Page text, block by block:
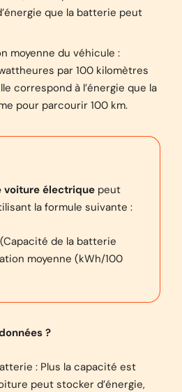
que la batterie peut
moyenne du véhicule :
par 100 kilomètres
correspond à l’énergie que la
pour parcourir 100 km.
voiture électrique peut
la formule suivante :
de la batterie
moyenne (kWh/100
?
: Plus la capacité est
peut stocker d’énergie,